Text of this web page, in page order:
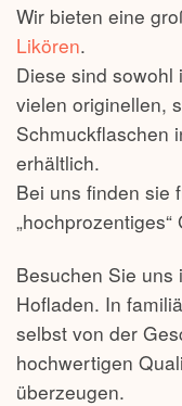
Wir bieten eine
Likören.
Diese sind sowohl
vielen originellen,
Schmuckflaschen
erhältlich.
Bei uns finden sie
„hochprozentiges“
Besuchen Sie uns
Hofladen. In
selbst von der
hochwertigen
überzeugen.